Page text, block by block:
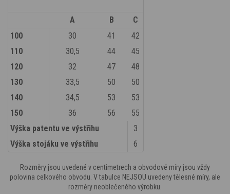
A B
C
100
30 41
42
110
30,5 44
45
120
32 47
48
130
33,5 50
50
140
34,5 53
53
150
36 56
55
Výška patentu ve výstřihu
3
Výška stojáku ve výstřihu
6
Rozměry jsou uvedené v centimetrech a obvodové míry jsou vždy
polovina celkového obvodu. V tabulce NEJSOU uvedeny tělesné míry, ale
rozměry neoblečeného výrobku.